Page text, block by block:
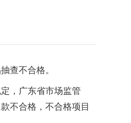
查不合格。
，广东省市场监管
不合格，不合格项目